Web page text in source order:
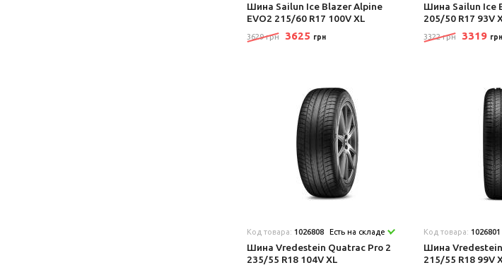
Шина Sailun Ice Blazer Alpine
EVO2 215/60 R17 100V XL
3629 грн 3625 грн
Шина Sailun Ice
205/50 R17 93V
3322 грн 3319 грн
Код товара: 1026808 Есть на складе
Шина Vredestein Quatrac Pro 2
235/55 R18 104V XL
Код товара: 1026801
Шина
215/55 R18 99V